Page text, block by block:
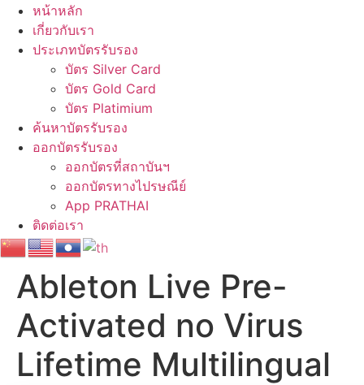
หน้าหลัก
เกี่ยวกับเรา
ประเภทบัตรรับรอง
บัตร Silver Card
บัตร Gold Card
บัตร Platimium
ค้นหาบัตรรับรอง
ออกบัตรรับรอง
ออกบัตรที่สถาบันฯ
ออกบัตรทางไปรษณีย์
App PRATHAI
ติดต่อเรา
Ableton Live Pre-
Activated no Virus
Lifetime Multilingual